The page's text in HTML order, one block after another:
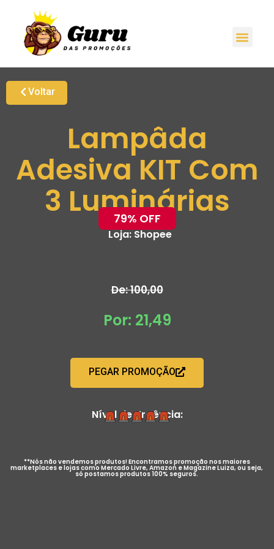
Voltar
Lampâda
Adesiva KIT Com
3 Luminárias
79% OFF
Loja:Shopee
De: 100,00
Por: 21,49
PEGAR PROMOÇÃO
Nível de Urgência:
**Nós não vendemos produtos! Encontramos promoção nos maiores
marketplaces e lojas como Mercado Livre, Amazon e Magazine Luiza, ou seja,
só postamos produtos 100% seguros.